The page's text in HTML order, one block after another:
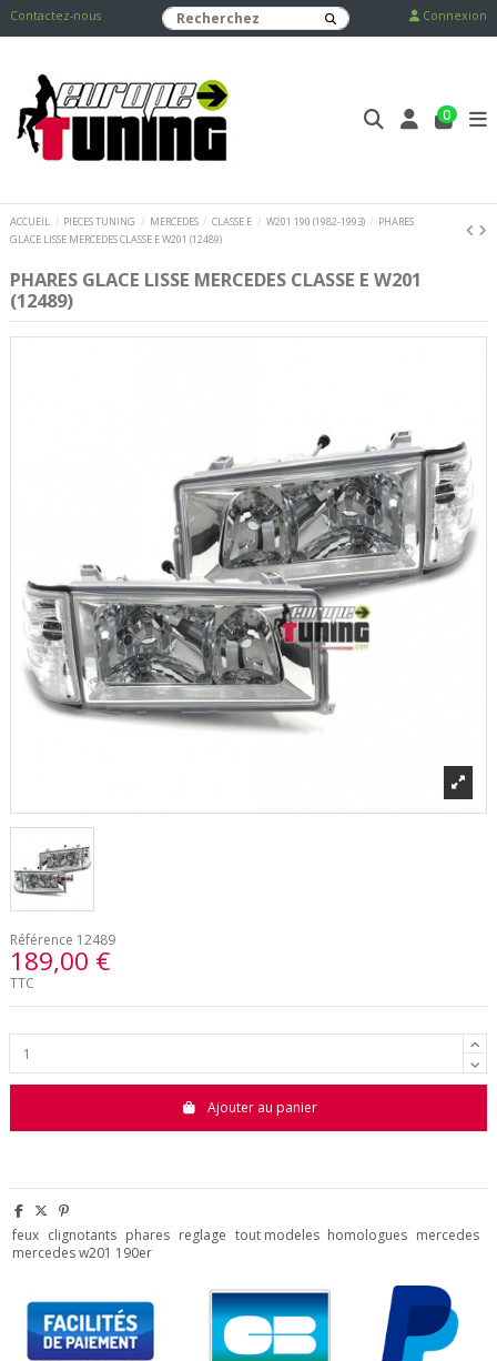
Contactez-nous Connexion
0
ACCUEIL PIECES TUNING MERCEDES CLASSE E W201 190 (1982-1993)
PHARES
GLACE LISSE MERCEDES CLASSE E W201 (12489)
PHARES GLACE LISSE MERCEDES CLASSE E W201
(12489)
Référence 12489
189,00 €
TTC
Ajouter au panier
feux clignotants phares reglage tout modeles homologues mercedes
mercedes w201 190er